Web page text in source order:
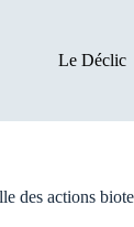
Le Déclic
des actions